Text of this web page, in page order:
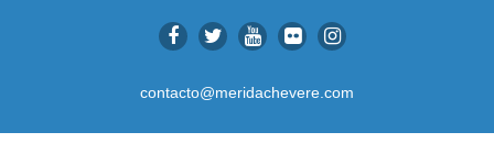
contacto@meridachevere.com